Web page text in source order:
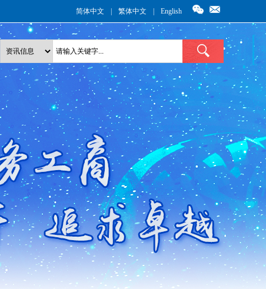
简体中文 繁体中文 English